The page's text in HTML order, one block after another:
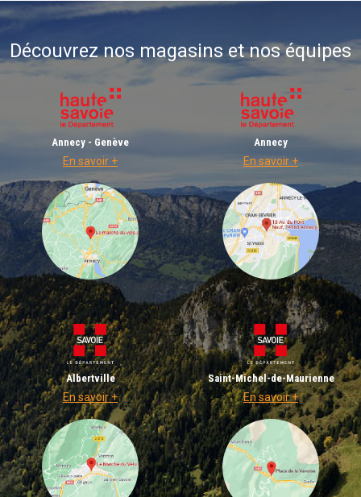
Découvrez nos magasins et nos équipes
Annecy - Genève
En savoir +
Annecy
En savoir +
Albertville
En savoir +
Saint-Michel-de-Maurienne
En savoir +